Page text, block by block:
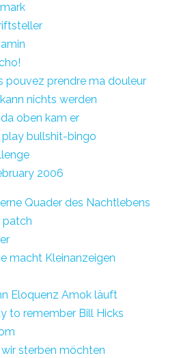
pouvez prendre ma douleur
nichts werden
oben kam er
bullshit-bingo
2006
Quader des Nachtlebens
patch
macht Kleinanzeigen
Eloquenz Amok läuft
to remember Bill Hicks
sterben möchten